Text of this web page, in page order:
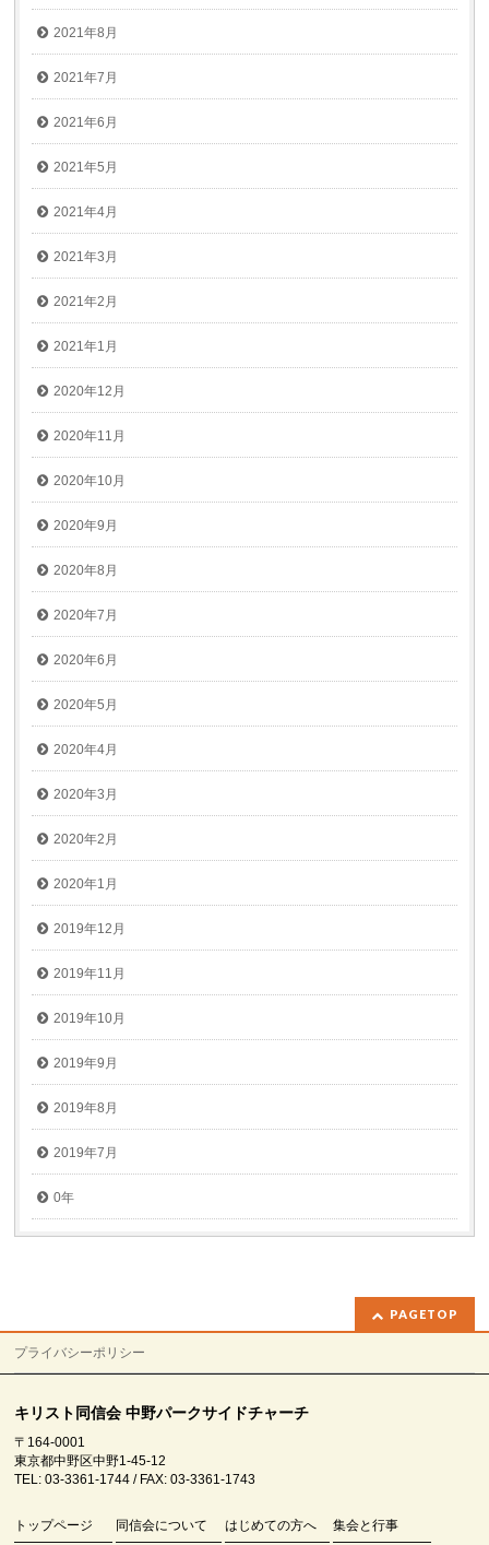
2021年8月
2021年7月
2021年6月
2021年5月
2021年4月
2021年3月
2021年2月
2021年1月
2020年12月
2020年11月
2020年10月
2020年9月
2020年8月
2020年7月
2020年6月
2020年5月
2020年4月
2020年3月
2020年2月
2020年1月
2019年12月
2019年11月
2019年10月
2019年9月
2019年8月
2019年7月
0年
PAGETOP
プライバシーポリシー
キリスト同信会 中野パークサイドチャーチ
〒164-0001
東京都中野区中野1-45-12
TEL: 03-3361-1744 / FAX: 03-3361-1743
トップページ 同信会について はじめての方へ 集会と行事